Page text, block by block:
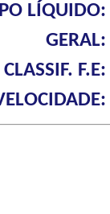
LÍQUIDO:
GERAL:
CLASSIF. F.E: